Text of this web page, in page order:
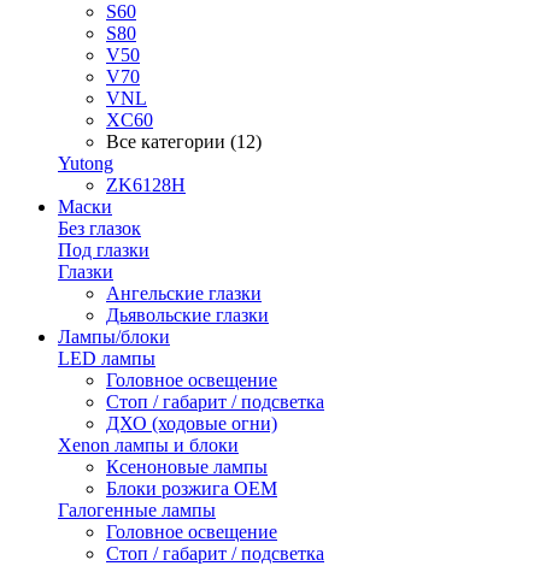
S60
S80
V50
V70
VNL
XC60
Все категории (12)
Yutong
ZK6128H
Маски
Без глазок
Под глазки
Глазки
Ангельские глазки
Дьявольские глазки
Лампы/блоки
LED лампы
Головное освещение
Стоп / габарит / подсветка
ДХО (ходовые огни)
Xenon лампы и блоки
Ксеноновые лампы
Блоки розжига OEM
Галогенные лампы
Головное освещение
Стоп / габарит / подсветка